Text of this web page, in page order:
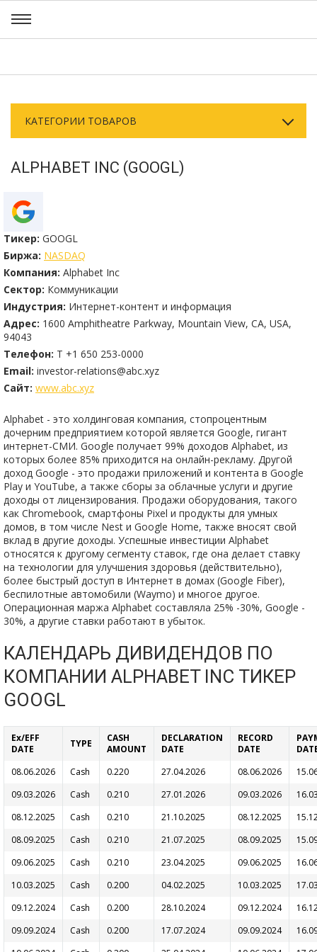
КАТЕГОРИИ ТОВАРОВ
ALPHABET INC (GOOGL)
Тикер: GOOGL
Биржа: NASDAQ
Компания: Alphabet Inc
Сектор: Коммуникации
Индустрия: Интернет-контент и информация
Адрес: 1600 Amphitheatre Parkway, Mountain View, CA, USA,
94043
Телефон: T +1 650 253-0000
Email: investor-relations@abc.xyz
Сайт: www.abc.xyz
Alphabet - это холдинговая компания, стопроцентным
дочерним предприятием которой является Google, гигант
интернет-СМИ. Google получает 99% доходов Alphabet, из
которых более 85% приходится на онлайн-рекламу. Другой
доход Google - это продажи приложений и контента в Google
Play и YouTube, а также сборы за облачные услуги и другие
доходы от лицензирования. Продажи оборудования, такого
как Chromebook, смартфоны Pixel и продукты для умных
домов, в том числе Nest и Google Home, также вносят свой
вклад в другие доходы. Успешные инвестиции Alphabet
относятся к другому сегменту ставок, где она делает ставку
на технологии для улучшения здоровья (действительно),
более быстрый доступ в Интернет в домах (Google Fiber),
беспилотные автомобили (Waymo) и многое другое.
Операционная маржа Alphabet составляла 25% -30%, Google -
30%, а другие ставки работают в убыток.
КАЛЕНДАРЬ ДИВИДЕНДОВ ПО
КОМПАНИИ ALPHABET INC ТИКЕР
GOOGL
Ex/EFF
DATE
TYPE
CASH
AMOUNT
DECLARATION
DATE
RECORD
DATE
08.06.2026
Cash 0.220 27.04.2026 08.06.2026
09.03.2026
Cash 0.210 27.01.2026 09.03.2026
08.12.2025
Cash 0.210 21.10.2025 08.12.2025
08.09.2025
Cash 0.210 21.07.2025 08.09.2025
09.06.2025
Cash 0.210 23.04.2025 09.06.2025
10.03.2025
Cash 0.200 04.02.2025 10.03.2025
09.12.2024
Cash 0.200 28.10.2024 09.12.2024
09.09.2024
Cash 0.200 17.07.2024 09.09.2024